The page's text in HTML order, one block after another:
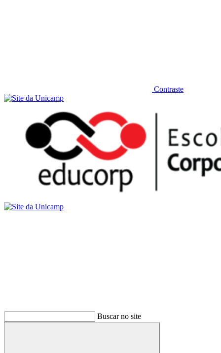
Contraste
Buscar no site